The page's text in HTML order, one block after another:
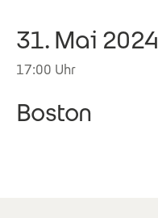
31. Mai 2024
17:00 Uhr
Boston